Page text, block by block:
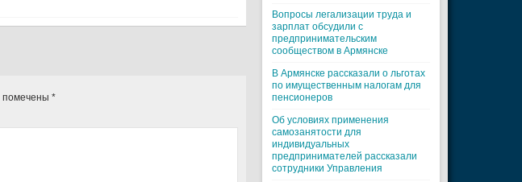
помечены *
Вопросы легализации труда и
зарплат обсудили с
предпринимательским
сообществом в Армянске
В Армянске рассказали о льготах
по имущественным налогам для
пенсионеров
Об условиях применения
самозанятости для
индивидуальных
предпринимателей рассказали
сотрудники Управления